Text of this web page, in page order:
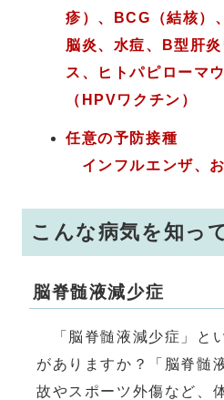
疹）、BCG（結核）
脳炎、水痘、B型肝
ス、ヒトパピローマ
（HPVワクチン）
任意の予防接種
インフルエンザ、
こんな病気を知っ
脳脊髄液減少症
「脳脊髄液減少症」と
がありますか？「脳脊髄
故やスポーツ外傷など、